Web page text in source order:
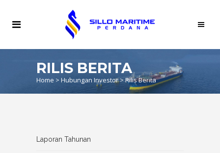
RILIS BERITA
Home > Hubungan Investor>Rilis Berita
Laporan Tahunan